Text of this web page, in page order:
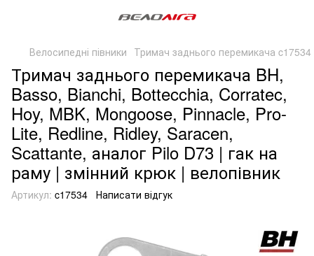
Велосипедні півники Тримач заднього перемикача c17534
Тримач заднього перемикача BH,
Basso, Bianchi, Bottecchia, Corratec,
Hoy, MBK, Mongoose, Pinnacle, Pro-
Lite, Redline, Ridley, Saracen,
Scattante, аналог Pilo D73 | гак на
раму | змінний крюк | велопівник
Артикул: c17534 Написати відгук